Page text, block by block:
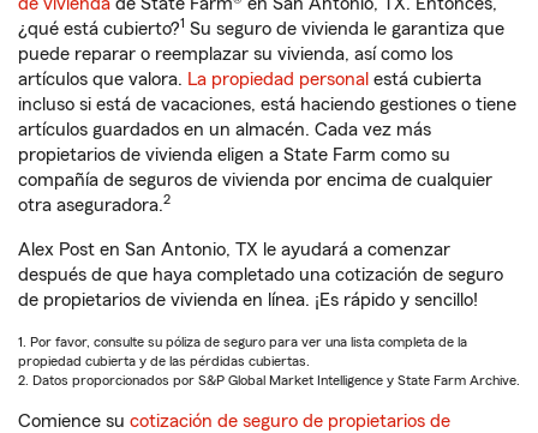
de vivienda de State Farm® en San Antonio, TX. Entonces,
¿qué está cubierto?1 Su seguro de vivienda le garantiza que
puede reparar o reemplazar su vivienda, así como los
artículos que valora. La propiedad personal está cubierta
incluso si está de vacaciones, está haciendo gestiones o tiene
artículos guardados en un almacén. Cada vez más
propietarios de vivienda eligen a State Farm como su
compañía de seguros de vivienda por encima de cualquier
otra aseguradora.2
Alex Post en San Antonio, TX le ayudará a comenzar
después de que haya completado una cotización de seguro
de propietarios de vivienda en línea. ¡Es rápido y sencillo!
1. Por favor, consulte su póliza de seguro para ver una lista completa de la
propiedad cubierta y de las pérdidas cubiertas.
2. Datos proporcionados por S&P Global Market Intelligence y State Farm Archive.
Comience su cotización de seguro de propietarios de